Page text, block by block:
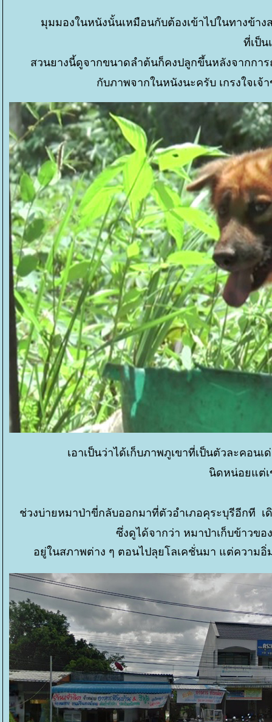
มุมมองในหนังนั้นเหมือนกับต้องเข้าไปในทางข้า
ที่เป็น
สวนยางนี้ดูจากขนาดลำต้นก็คงปลูกขึ้นหลังจากกา
กับภาพจากในหนังนะครับ เกรงใจเ
เอาเป็นว่าได้เก็บภาพภูเขาที่เป็นตัวละคอน
นิดหน่อยแต่
ช่วงบ่ายหมาป่าขี่กลับออกมาที่ตัวอำเภอคุระบุรีอีกที
ซึ่งดูได้จากว่า หมาป่าเก็บข้าวข
อยู่ในสภาพต่าง ๆ ตอนไปลุยโลเคชั่นมา แต่ความ